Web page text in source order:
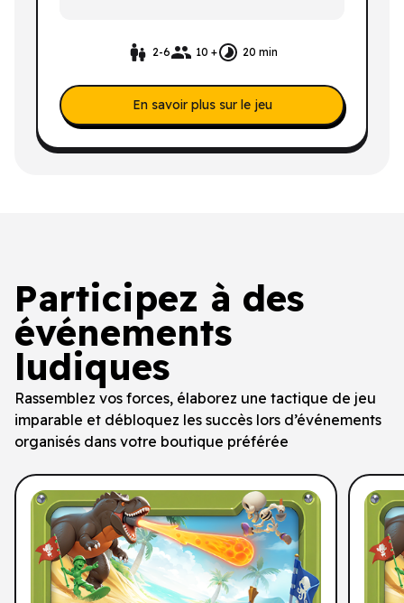
2-6 10 + 20 min
En savoir plus sur le jeu
Participez à des
événements
ludiques
Rassemblez vos forces, élaborez une tactique de jeu
imparable et débloquez les succès lors d’événements
organisés dans votre boutique préférée